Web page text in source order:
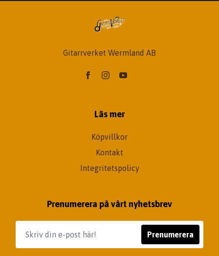
Gitarrverket Wermland AB
Läs mer
Köpvillkor
Kontakt
Integritetspolicy
Prenumerera på vårt nyhetsbrev
Prenumerera